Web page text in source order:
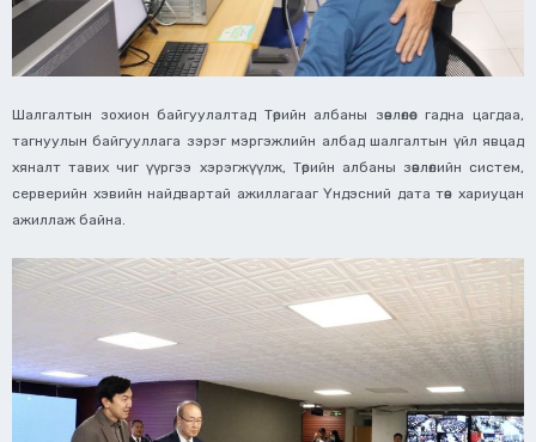
Шалгалтын зохион байгуулалтад Төрийн албаны зөвлөлөөс гадна цагдаа,
тагнуулын байгууллага зэрэг мэргэжлийн албад шалгалтын үйл явцад
хяналт тавих чиг үүргээ хэрэгжүүлж, Төрийн албаны зөвлөлийн систем,
серверийн хэвийн найдвартай ажиллагааг Үндэсний дата төв хариуцан
ажиллаж байна.